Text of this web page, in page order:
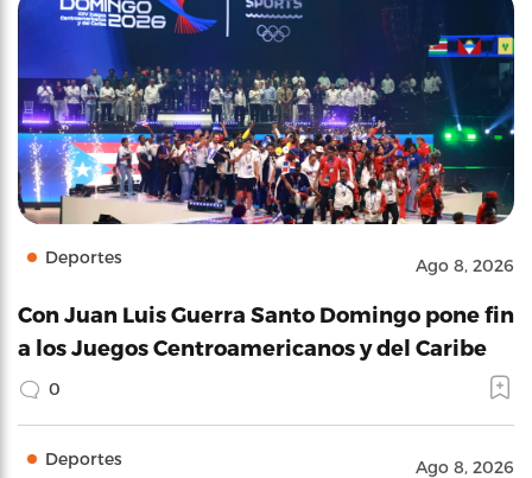
Deportes Ago 8, 2026
Con Juan Luis Guerra Santo Domingo pone fin
a los Juegos Centroamericanos y del Caribe
0
Deportes Ago 8, 2026